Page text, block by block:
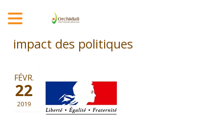
impact des politiques
FÉVR.
22
2019